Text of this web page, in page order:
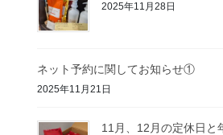
2025年11月28日
ネット予約に関してお知らせ①
2025年11月21日
11月、12月の定休日と